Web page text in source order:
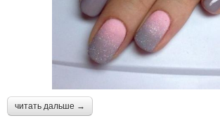
читать дальше →